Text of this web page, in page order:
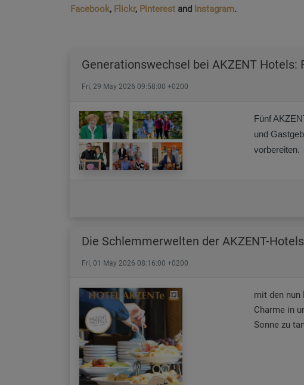
Facebook, Flickr, Pinterest and Instagram.
Generationswechsel bei AKZENT
Fri, 29 May 2026 09:58:00 +0200
Fünf
und
vorbereiten.
Die Schlemmerwelten der AKZENT-Hotels
Fri, 01 May 2026 08:16:00 +0200
mit den nun
Charme in
Sonne zu